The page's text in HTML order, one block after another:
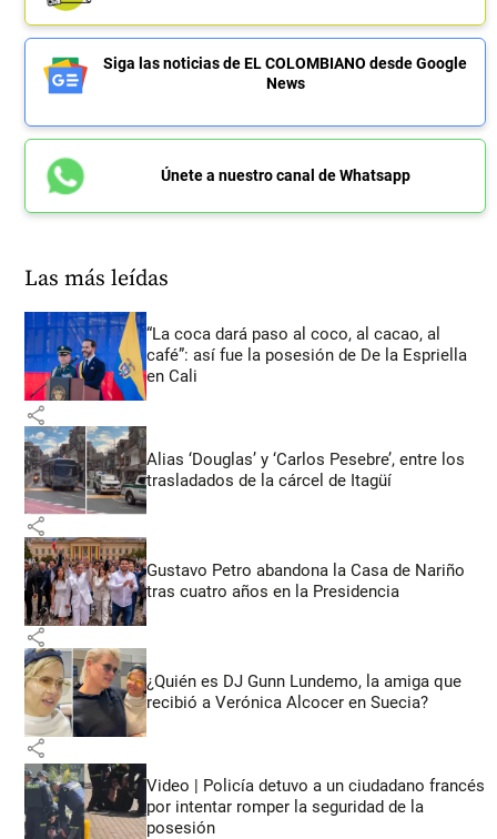
Siga las noticias de EL COLOMBIANO desde Google
News
Únete a nuestro canal de Whatsapp
Las más leídas
“La coca dará paso al coco, al cacao, al
café”: así fue la posesión de De la Espriella
en Cali
share
Alias ‘Douglas’ y ‘Carlos Pesebre’, entre los
trasladados de la cárcel de Itagüí
share
Gustavo Petro abandona la Casa de Nariño
tras cuatro años en la Presidencia
share
¿Quién es DJ Gunn Lundemo, la amiga que
recibió a Verónica Alcocer en Suecia?
share
Video | Policía detuvo a un ciudadano francés
por intentar romper la seguridad de la
posesión